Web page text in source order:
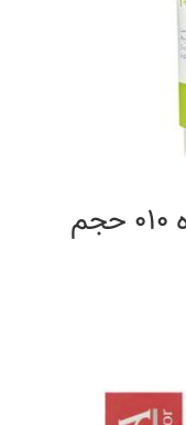
واریاسیون مارال شماره 010 حجم